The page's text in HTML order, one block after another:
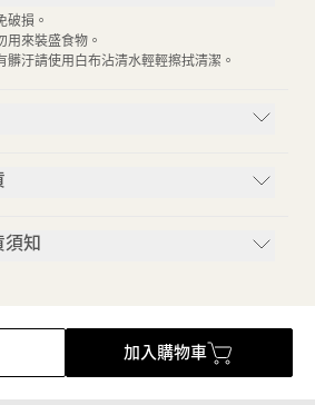
破損。
用來裝盛食物。
髒汙請使用白布沾清水輕輕擦拭清潔。
須知
加入購物車